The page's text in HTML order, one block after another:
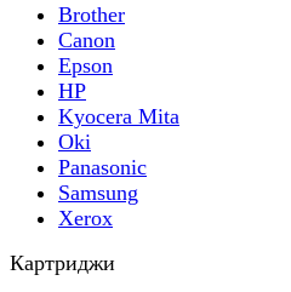
Brother
Canon
Epson
HP
Kyocera Mita
Oki
Panasonic
Samsung
Xerox
Картриджи